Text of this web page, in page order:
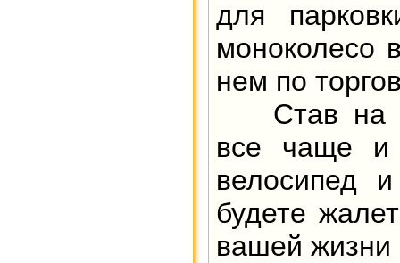
для
моноколесо
нем по
Став на
все чаще и
велосипед
будете
вашей жизни